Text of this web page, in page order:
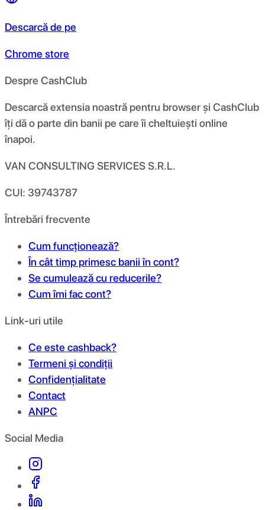
Descarcă de pe
Chrome store
Despre CashClub
Descarcă extensia noastră pentru browser și CashClub
îți dă o parte din banii pe care îi cheltuiești online
înapoi.
VAN CONSULTING SERVICES S.R.L.
CUI: 39743787
Întrebări frecvente
Cum funcționează?
În cât timp primesc banii în cont?
Se cumulează cu reducerile?
Cum îmi fac cont?
Link-uri utile
Ce este cashback?
Termeni și condiții
Confidențialitate
Contact
ANPC
Social Media